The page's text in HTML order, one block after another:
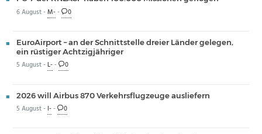
6 August -M-- 0
EuroAirport – an der Schnittstelle dreier Länder gelegen,
ein rüstiger Achtzigjähriger
5 August -L-- 0
2026 will Airbus 870 Verkehrsflugzeuge ausliefern
5 August - I-- 0